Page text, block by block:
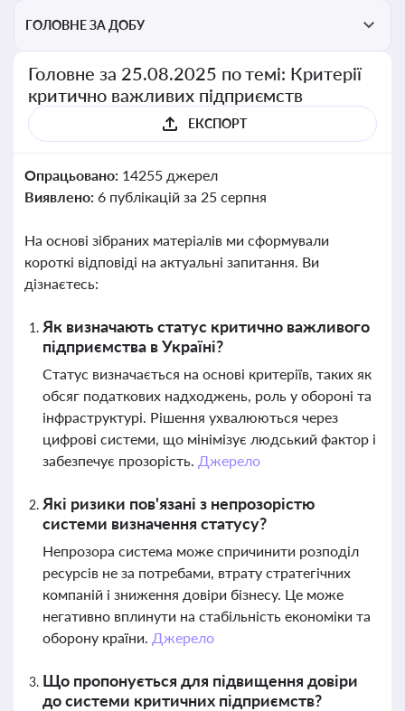
ГОЛОВНЕ ЗА ДОБУ
Головне за 25.08.2025 по темі: Критерії
критично важливих підприємств
ЕКСПОРТ
Опрацьовано: 14255 джерел
Виявлено: 6 публікацій за 25 серпня
На основі зібраних матеріалів ми сформували
короткі відповіді на актуальні запитання. Ви
дізнаєтесь:
Як визначають статус критично важливого
підприємства в Україні?
Статус визначається на основі критеріїв, таких як
обсяг податкових надходжень, роль у обороні та
інфраструктурі. Рішення ухвалюються через
цифрові системи, що мінімізує людський фактор і
забезпечує прозорість. Джерело
Які ризики пов'язані з непрозорістю
системи визначення статусу?
Непрозора система може спричинити розподіл
ресурсів не за потребами, втрату стратегічних
компаній і зниження довіри бізнесу. Це може
негативно вплинути на стабільність економіки та
оборону країни. Джерело
Що пропонується для підвищення довіри
до системи критичних підприємств?